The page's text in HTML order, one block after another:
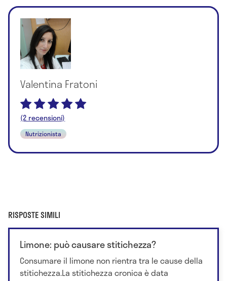
Valentina Fratoni
(2 recensioni)
Nutrizionista
RISPOSTE SIMILI
Limone: può causare stitichezza?
Consumare il limone non rientra tra le cause della
stitichezza.La stitichezza cronica è data